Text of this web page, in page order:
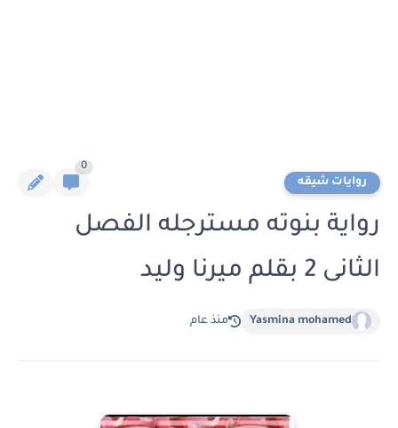
روايات شيقه
0
رواية بنوته مسترجله الفصل
الثانى 2 بقلم ميرنا وليد
Yasmina mohamed منذ عام